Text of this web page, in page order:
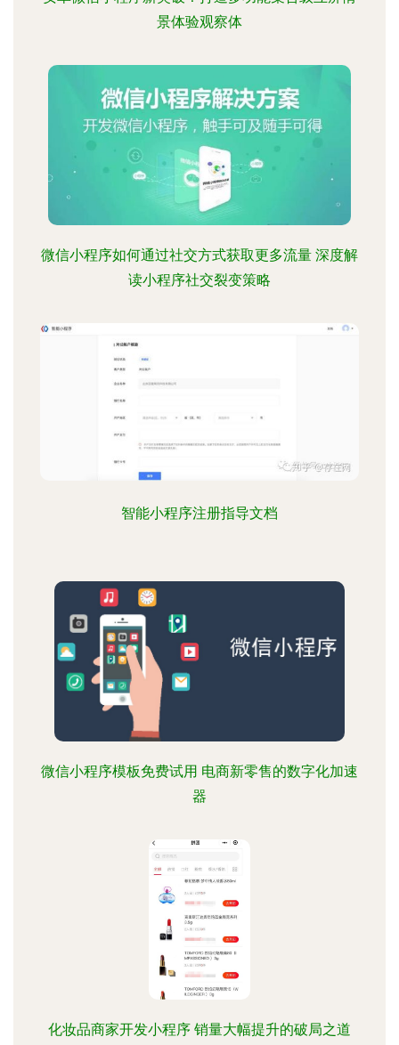
景体验观察体
微信小程序如何通过社交方式获取更多流量 深度解
读小程序社交裂变策略
智能小程序注册指导文档
微信小程序模板免费试用 电商新零售的数字化加速
器
化妆品商家开发小程序 销量大幅提升的破局之道